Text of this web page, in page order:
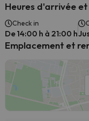
Heures d'arrivée
Check in
De 14:00 h à 21:00 h
Emplacement et